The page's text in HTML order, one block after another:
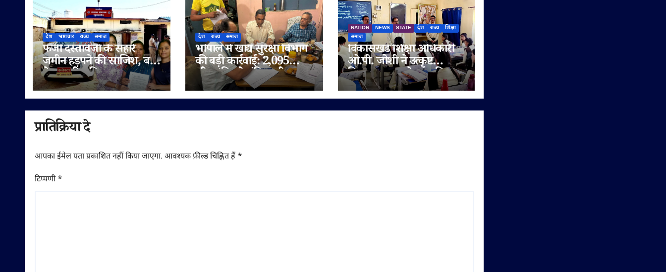
देश भ्रष्टाचार राज्य समाज
फर्जी दस्तावेजों के सहारे
जमीन हड़पने की साजिश, बहू
ने पटवारी सहित राजस्व
अधिकारियों पर लगाए
मिलीभगत के गंभीर आरोप
देश राज्य समाज
भोपाल में खाद्य सुरक्षा विभाग
की बड़ी कार्रवाई: 2,095
लीटर/किलो संदिग्ध घी जब्त,
सप्लाई चेन भी जांच के दायरे
में
NATION NEWS STATE देश राज्य
शिक्षा
समाज
विकासखंड शिक्षा अधिकारी
ओ.पी. जोशी ने उत्कृष्ट
विद्यालय जुन्नारदेव का किया
निरीक्षण, बोर्ड परीक्षार्थियों को
दिए सफलता के मंत्र
प्रातिक्रिया दे
आपका ईमेल पता प्रकाशित नहीं किया जाएगा. आवश्यक फ़ील्ड चिह्नित हैं *
टिप्पणी*